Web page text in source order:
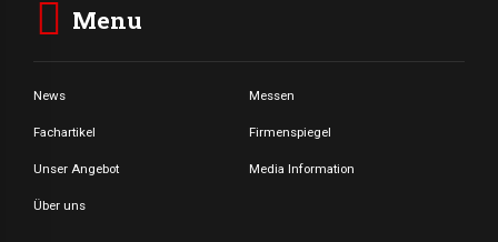
Menu
News Messen
Fachartikel Firmenspiegel
Unser Angebot Media Information
Über uns